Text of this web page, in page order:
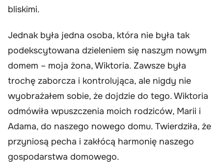
bliskimi.
Jednak była jedna osoba, która nie była tak
podekscytowana dzieleniem się naszym nowym
domem – moja żona, Wiktoria. Zawsze była
trochę zaborcza i kontrolująca, ale nigdy nie
wyobrażałem sobie, że dojdzie do tego. Wiktoria
odmówiła wpuszczenia moich rodziców, Marii i
Adama, do naszego nowego domu. Twierdziła, że
przyniosą pecha i zakłócą harmonię naszego
gospodarstwa domowego.